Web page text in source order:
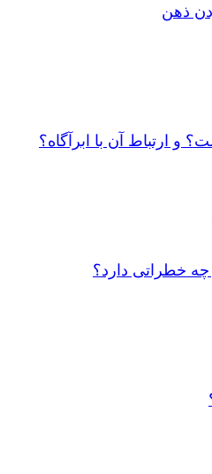
و ارتباط آن با ابرآگاه؟
خطراتی دارد؟